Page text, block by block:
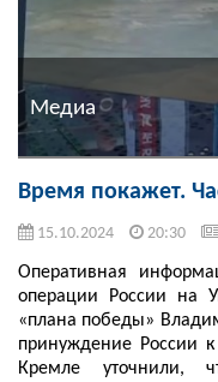
Медиа
Время покажет.
15.10.2024 20:30
Оперативная
операции России на
«плана победы»
принуждение России
Кремле уточнили,